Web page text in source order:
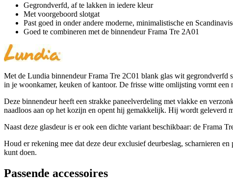
Gegrondverfd, af te lakken in iedere kleur
Met voorgeboord slotgat
Past goed in onder andere moderne, minimalistische en
Goed te combineren met de binnendeur Frama Tre 2A01
Met de Lundia binnendeur Frama Tre 2C01 blank glas wit
in je woonkamer, keuken of kantoor. De frisse witte omlijsting vormt
Deze binnendeur heeft een strakke paneelverdeling met vlakke en
naadloos aan op het kozijn en opent hij gemakkelijk. Hij wordt geleverd
Naast deze glasdeur is er ook een dichte variant beschikbaar: de Frama
Houd er rekening mee dat deze deur exclusief deurbeslag, scharnieren
kunt doen.
Passende accessoires